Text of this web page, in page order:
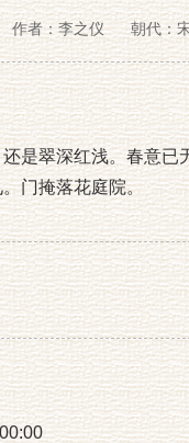
作者：李之仪 朝代：
是翠深红浅。春意已
门掩落花庭院。